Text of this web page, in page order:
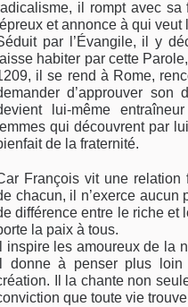
il rompt avec
et annonce à qui veut
par l’Évangile, il y
habiter par cette
il se rend à Rome,
d’approuver son
lui-même
qui découvrent par
de la fraternité.
François vit une relation
chacun, il n’exerce aucun
différence entre le riche et
la paix à tous.
inspire les amoureux de la
donne à penser plus loin
Il la chante non
que toute vie